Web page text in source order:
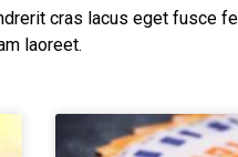
cras lacus eget fusce
laoreet.